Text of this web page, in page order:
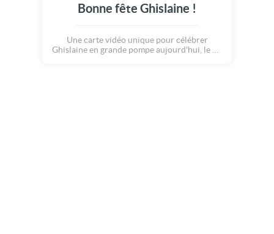
Bonne fête Ghislaine !
Une carte vidéo unique pour célébrer
Ghislaine en grande pompe aujourd'hui, le 10